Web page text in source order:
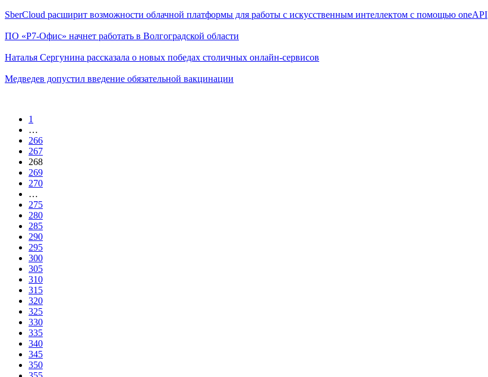
SberCloud расширит возможности облачной платформы для работы с искусственным интеллектом с помощью oneAPI
ПО «Р7-Офис» начнет работать в Волгоградской области
Наталья Сергунина рассказала о новых победах столичных онлайн-сервисов
Медведев допустил введение обязательной вакцинации
1
…
266
267
268
269
270
…
275
280
285
290
295
300
305
310
315
320
325
330
335
340
345
350